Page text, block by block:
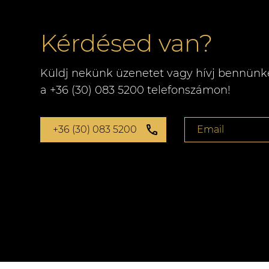
Kérdésed van?
Küldj nekünk üzenetet vagy hívj
a +36 (30) 083 5200 telefonszámon!
+36 (30) 083 5200 Email